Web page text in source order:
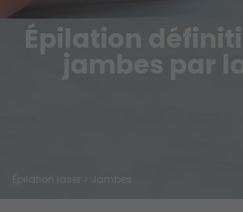
Épilation
jambes par
Épilation laser > Jambes